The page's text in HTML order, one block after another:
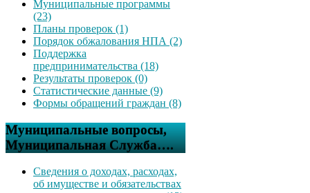
Муниципальные программы
(23)
Планы проверок (1)
Порядок обжалования НПА (2)
Поддержка
предпринимательства (18)
Результаты проверок (0)
Статистические данные (9)
Формы обращений граждан (8)
Муниципальные вопросы,
Муниципальная Служба….
Сведения о доходах, расходах,
об имуществе и обязательствах